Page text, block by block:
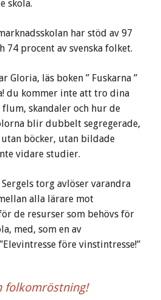
skola.
har stöd av 97
74 procent av svenska folket.
Gloria, läs boken ” Fuskarna ”
du kommer inte att tro dina
flum, skandaler och hur de
blir dubbelt segregerade,
böcker, utan bildade
vidare studier.
torg avlöser varandra
alla lärare mot
de resurser som behövs för
med, som en av
före vinstintresse!”
folkomröstning!